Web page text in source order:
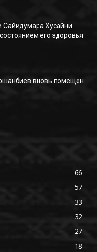
Сайидумара Хусайни
его здоровья
вновь помещен
66
57
33
32
27
18